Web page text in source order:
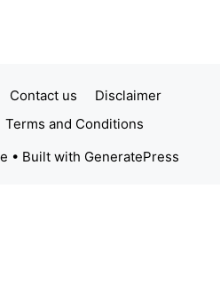
Contact us
Disclaimer
Terms and Conditions
• Built with GeneratePress